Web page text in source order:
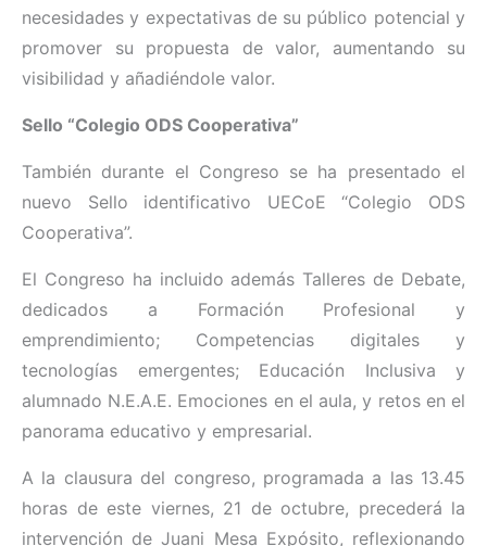
necesidades y expectativas de su público potencial y
promover su propuesta de valor, aumentando su
visibilidad y añadiéndole valor.
Sello “Colegio ODS Cooperativa”
También durante el Congreso se ha presentado el
nuevo Sello identificativo UECoE “Colegio ODS
Cooperativa”.
El Congreso ha incluido además Talleres de Debate,
dedicados a Formación Profesional y
emprendimiento; Competencias digitales y
tecnologías emergentes; Educación Inclusiva y
alumnado N.E.A.E. Emociones en el aula, y retos en el
panorama educativo y empresarial.
A la clausura del congreso, programada a las 13.45
horas de este viernes, 21 de octubre, precederá la
intervención de Juani Mesa Expósito, reflexionando